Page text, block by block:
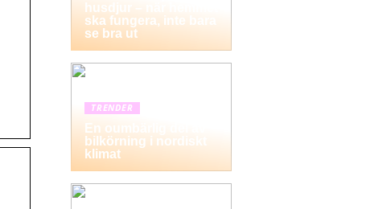
husdjur – när hemmet
ska fungera, inte bara
se bra ut
TRENDER
En oumbärlig del av
bilkörning i nordiskt
klimat